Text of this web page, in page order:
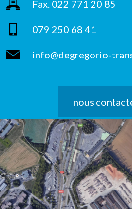
Fax. 022 771 20 85
079 250 68 41
info@degregorio-
nous